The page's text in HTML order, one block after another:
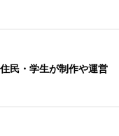
民・学生が制作や運営